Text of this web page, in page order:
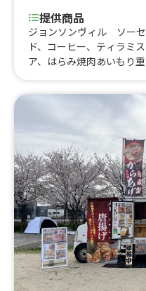
提供商品
ジョンソンヴィル ソー
ド、コーヒー、ティラミ
ア、はらみ焼肉あいもり
牛タン串、なにわ黒牛ス
串、大阪梅ポーク肉巻き
0、熟成ハラミ串ランチ
美人カステラ15個、大阪
テラ40個、チュロス、り
ば、カステラいちごパフ
冷やしパイン、なにわ黒
ト、カキ氷、仙台牛タン
こ焼き